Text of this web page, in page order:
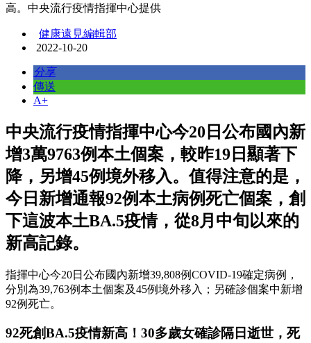
高。中央流行疫情指揮中心提供
健康遠見編輯部
2022-10-20
分享
傳送
A+
中央流行疫情指揮中心今20日公布國內新
增3萬9763例本土個案，較昨19日顯著下
降，另增45例境外移入。值得注意的是，
今日新增通報92例本土病例死亡個案，創
下這波本土BA.5疫情，從8月中旬以來的
新高記錄。
指揮中心今20日公布國內新增39,808例COVID-19確定病例，
分別為39,763例本土個案及45例境外移入；另確診個案中新增
92例死亡。
92死創BA.5疫情新高！30多歲女確診隔日逝世，死